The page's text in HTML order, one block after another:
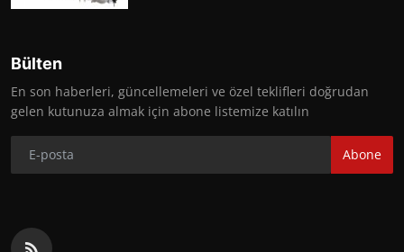
Bülten
En son haberleri, güncellemeleri ve özel teklifleri doğrudan
gelen kutunuza almak için abone listemize katılın
Abone